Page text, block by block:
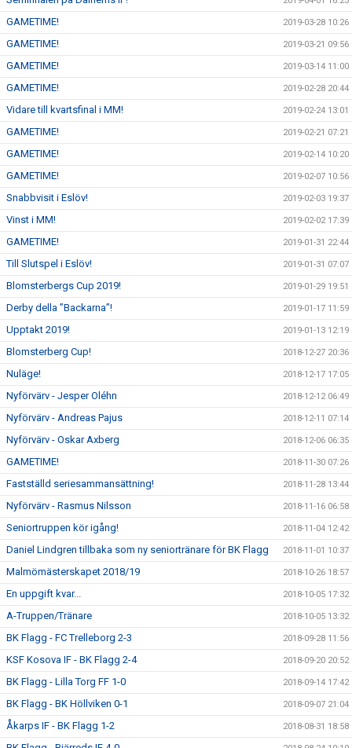
GAMETIME! 2019-03-28 10:26
GAMETIME! 2019-03-21 09:56
GAMETIME! 2019-03-14 11:00
GAMETIME! 2019-02-28 20:44
Vidare till kvartsfinal i MM! 2019-02-24 13:01
GAMETIME! 2019-02-21 07:21
GAMETIME! 2019-02-14 10:20
GAMETIME! 2019-02-07 10:56
Snabbvisit i Eslöv! 2019-02-03 19:37
Vinst i MM! 2019-02-02 17:39
GAMETIME! 2019-01-31 22:44
Till Slutspel i Eslöv! 2019-01-31 07:07
Blomsterbergs Cup 2019! 2019-01-29 19:51
Derby della ”Backarna”! 2019-01-17 11:59
Upptakt 2019! 2019-01-13 12:19
Blomsterberg Cup! 2018-12-27 20:36
Nuläge! 2018-12-17 17:05
Nyförvärv - Jesper Oléhn 2018-12-12 06:49
Nyförvärv - Andreas Pajus 2018-12-11 07:14
Nyförvärv - Oskar Axberg 2018-12-06 06:35
GAMETIME! 2018-11-30 07:26
Fastställd seriesammansättning! 2018-11-28 13:44
Nyförvärv - Rasmus Nilsson 2018-11-16 06:58
Seniortruppen kör igång! 2018-11-04 12:42
Daniel Lindgren tillbaka som ny seniortränare för BK Flagg 2018-11-01 10:37
Malmömästerskapet 2018/19 2018-10-26 18:57
En uppgift kvar... 2018-10-05 17:32
A-Truppen/Tränare 2018-10-05 13:32
BK Flagg - FC Trelleborg 2-3 2018-09-28 11:56
KSF Kosova IF - BK Flagg 2-4 2018-09-20 20:52
BK Flagg - Lilla Torg FF 1-0 2018-09-14 17:42
BK Flagg - BK Höllviken 0-1 2018-09-07 21:04
Åkarps IF - BK Flagg 1-2 2018-08-31 18:58